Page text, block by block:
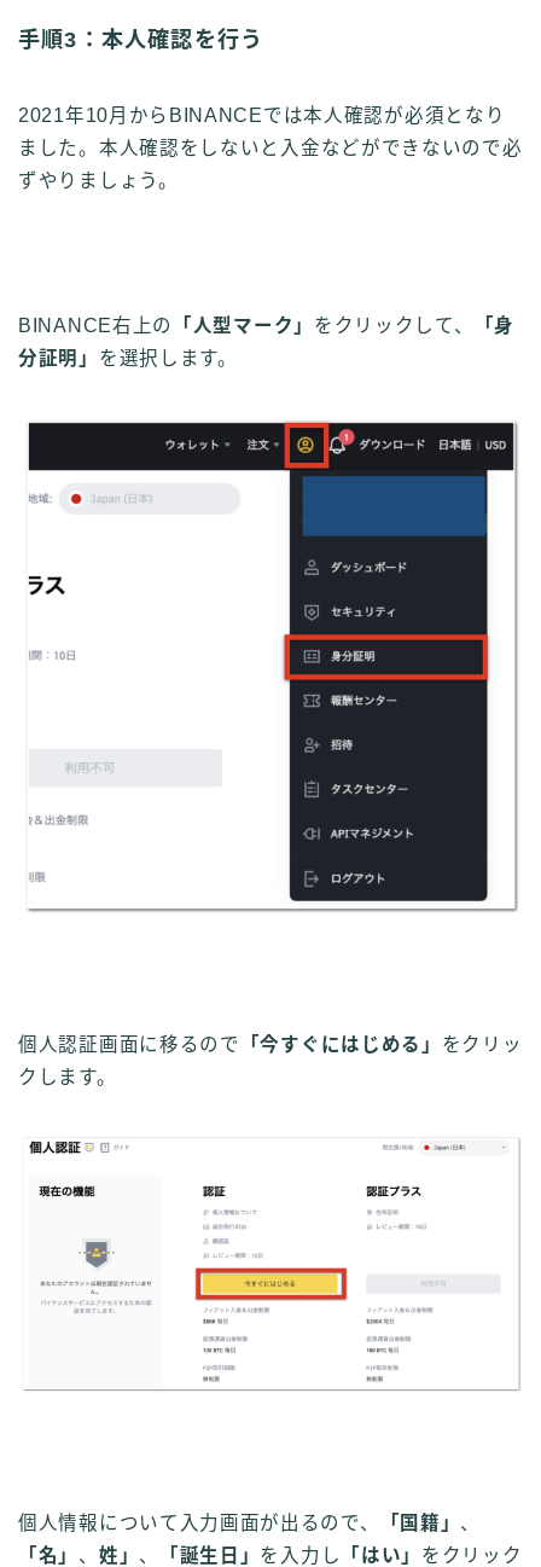
手順3：本人確認を行う
2021年10月からBINANCEでは本人確認が必須となり
ました。 本人確認をしないと入金などができないので必
ずやりましょう。
BINANCE右上の 「人型マーク」 をクリックして、
「身
分証明」 を選択します。
個人認証画面に移るので 「今すぐにはじめる」 をクリッ
クします。
個人情報について入力画面が出るので、 「国籍」 、
「名」 、 姓」 、 「誕生日」 を入力し 「はい」 をクリック